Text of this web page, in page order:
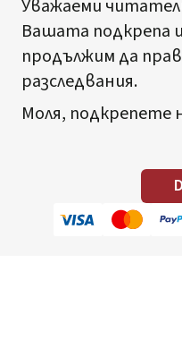
Уважаеми
Вашата подкрепа
продължим да
разследвания.
Моля, подкрепете